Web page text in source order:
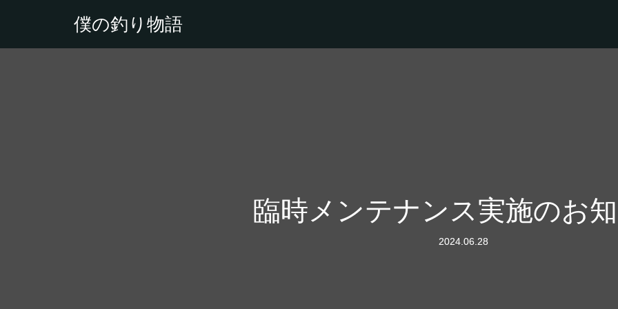
僕の釣り物語
臨時メンテナンス実施のお
2024.06.28